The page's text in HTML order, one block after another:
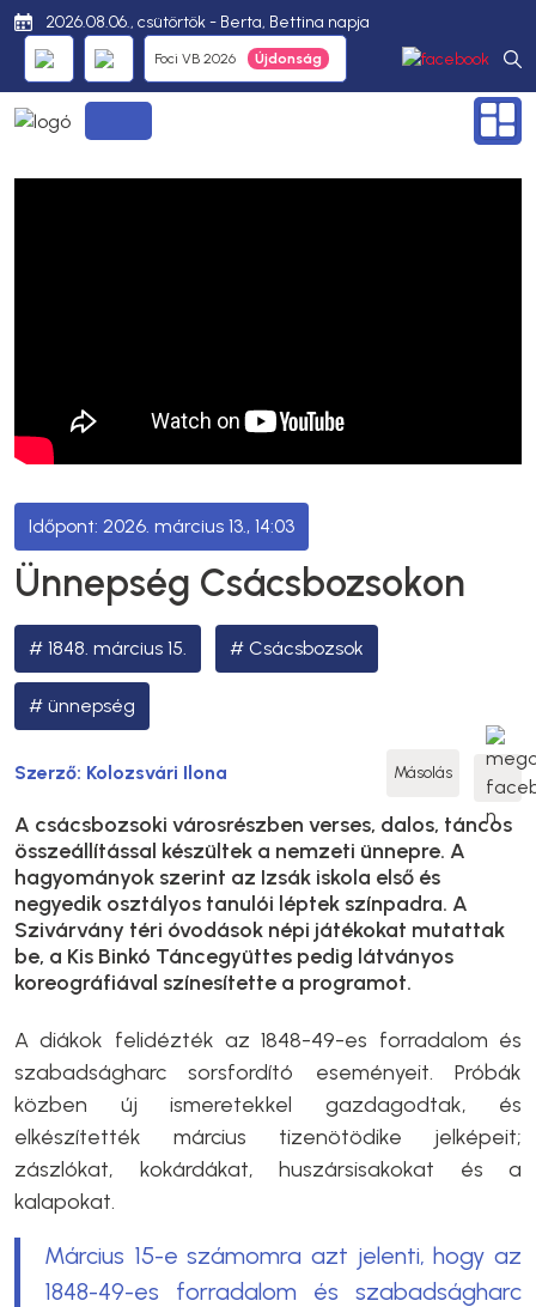
2026.08.06., csütörtök - Berta, Bettina napja
Foci VB 2026
2026. március 13., 14:03
Ünnepség Csácsbozsokon
1848. március 15. Csácsbozsok
ünnepség
Szerző: Kolozsvári Ilona Másolás
A csácsbozsoki városrészben verses, dalos, táncos
összeállítással készültek a nemzeti ünnepre. A
hagyományok szerint az Izsák iskola első és
negyedik osztályos tanulói léptek színpadra. A
Szivárvány téri óvodások népi játékokat mutattak
be, a Kis Binkó Táncegyüttes pedig látványos
koreográfiával színesítette a programot.
A diákok felidézték az 1848-49-es forradalom és
szabadságharc sorsfordító eseményeit. Próbák
közben új ismeretekkel gazdagodtak, és
elkészítették március tizenötödike jelképeit;
zászlókat, kokárdákat, huszársisakokat és a
kalapokat.
Március 15-e számomra azt jelenti, hogy az
1848-49-es forradalom és szabadságharc